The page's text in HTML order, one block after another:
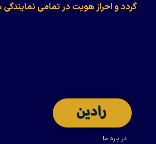
گردد و احراز هویت در تمامی
در باره ما